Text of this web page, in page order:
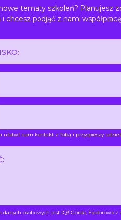
tematy szkoleń? Planujesz
chcesz podjąć z nami
ułatwi nam kontakt z Tobą i przyspieszy
osobowych jest IQ3 Górski, Fiedorowicz